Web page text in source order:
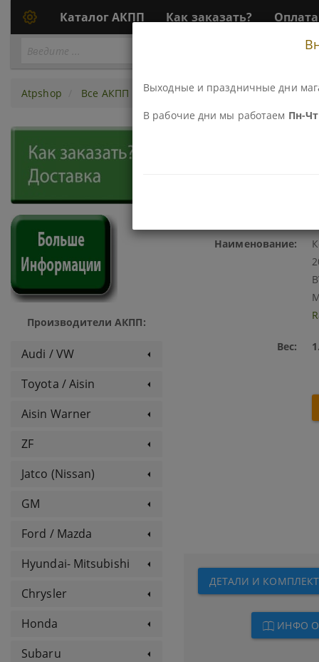
Каталог АКПП Как заказать?
Atpshop Все АКПП 5sp BGHA/ MGHA/ BYBA
Производители АКПП:
Audi / VW
Toyota / Aisin
Aisin Warner
ZF
Jatco (Nissan)
GM
Ford / Mazda
Hyundai- Mitsubishi
Chrysler
Honda
Subaru
Наименование:
Вес:
ДЕТАЛИ И
ИНФО
Выходные и праздничные дни
В рабочие дни мы работаем Пн-